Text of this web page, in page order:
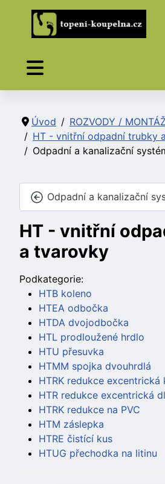
Úvod
ROZVODY / MONTÁŽ
HT - vnitřní odpadní trubky
Odpadní a kanalizační
Odpadní a kanalizační
HT - vnitřní
a tvarovky
Podkategorie:
HTB koleno
HTEA odbočka
HTDA dvojodbočka
HTL prodloužené hrdlo
HTU přesuvka
HTMM spojka dvouhrdlá
HTRK redukce excentrická
HTR redukce excentrická
HTRK redukce na PVC
HTM záslepka
HTRE čistící kus
HTUG přechodka na litinu